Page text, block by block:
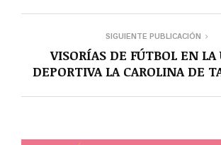
SIGUIENTE PUBLICACIÓN
VISORÍAS DE FÚTBOL EN
DEPORTIVA LA CAROLINA DE